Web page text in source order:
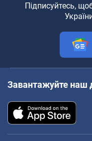
Підписуйтесь,
Завантажуйте наш